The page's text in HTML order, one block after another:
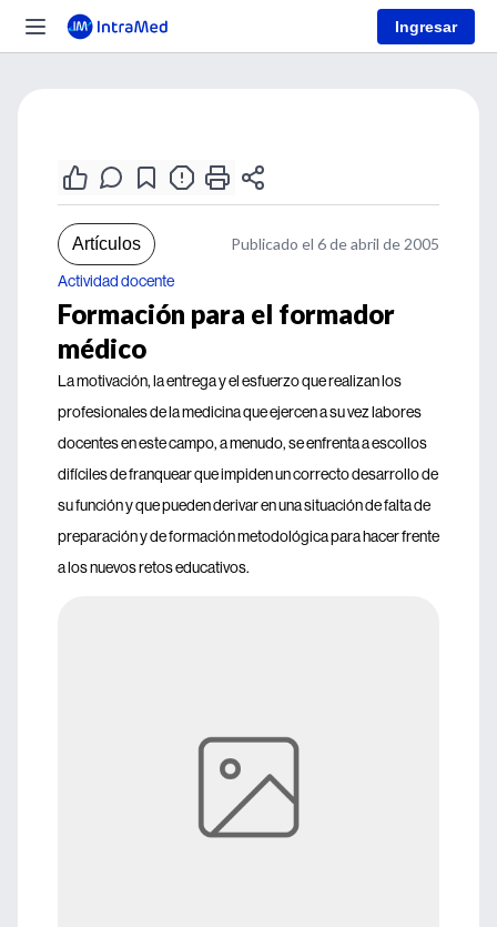
Ingresar
Artículos Publicado el 6 de abril de 2005
Actividad docente
Formación para el formador
médico
La motivación, la entrega y el esfuerzo que realizan los
profesionales de la medicina que ejercen a su vez labores
docentes en este campo, a menudo, se enfrenta a escollos
difíciles de franquear que impiden un correcto desarrollo de
su función y que pueden derivar en una situación de falta de
preparación y de formación metodológica para hacer frente
a los nuevos retos educativos.